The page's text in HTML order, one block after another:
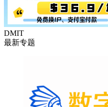
DMIT
最新专题